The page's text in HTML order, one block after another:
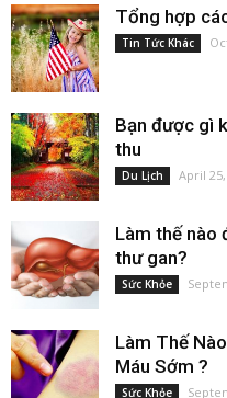
Tổng hợp
Tin Tức Khác
Bạn được gì
thu
Du Lịch April
Làm thế nào
thư gan?
Sức Khỏe
Làm Thế
Máu Sớm ?
Sức Khỏe